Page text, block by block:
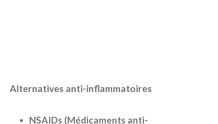
Alternatives anti-inflammatoires
NSAIDs (Médicaments anti-